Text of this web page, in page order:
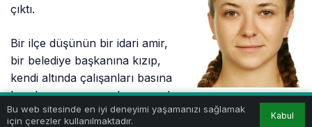
çıktı.
Bir ilçe düşünün bir idari amir,
bir belediye başkanına kızıp,
kendi altında çalışanları basına
beraber poz verme konusunda
uyarsın.
Bu web sitesinde en iyi deneyimi yaşamanızı sağlamak
için çerezler kullanılmaktadır.
Kabul